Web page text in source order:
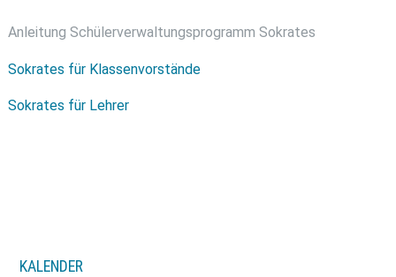
Anleitung Schülerverwaltungsprogramm Sokrates
Sokrates für Klassenvorstände
Sokrates für Lehrer
KALENDER